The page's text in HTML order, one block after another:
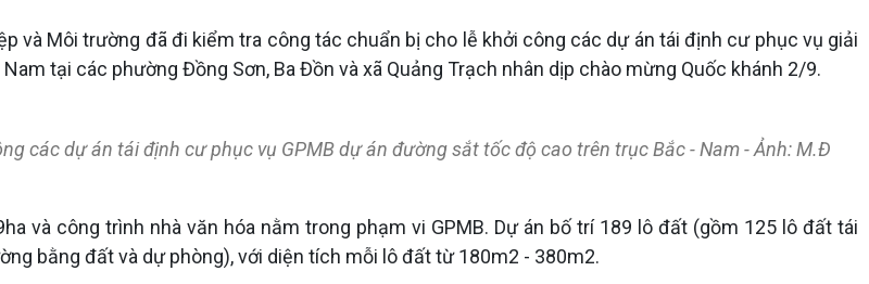
và Môi trường đã đi kiểm tra công tác chuẩn bị cho lễ khởi công các dự án tái định cư phục vụ giải
tại các phường Đồng Sơn, Ba Đồn và xã Quảng Trạch nhân dịp chào mừng Quốc khánh 2/9.
các dự án tái định cư phục vụ GPMB dự án đường sắt tốc độ cao trên trục Bắc - Nam - Ảnh: M.Đ
và công trình nhà văn hóa nằm trong phạm vi GPMB. Dự án bố trí 189 lô đất (gồm 125 lô đất tái
bằng đất và dự phòng), với diện tích mỗi lô đất từ 180m2 - 380m2.